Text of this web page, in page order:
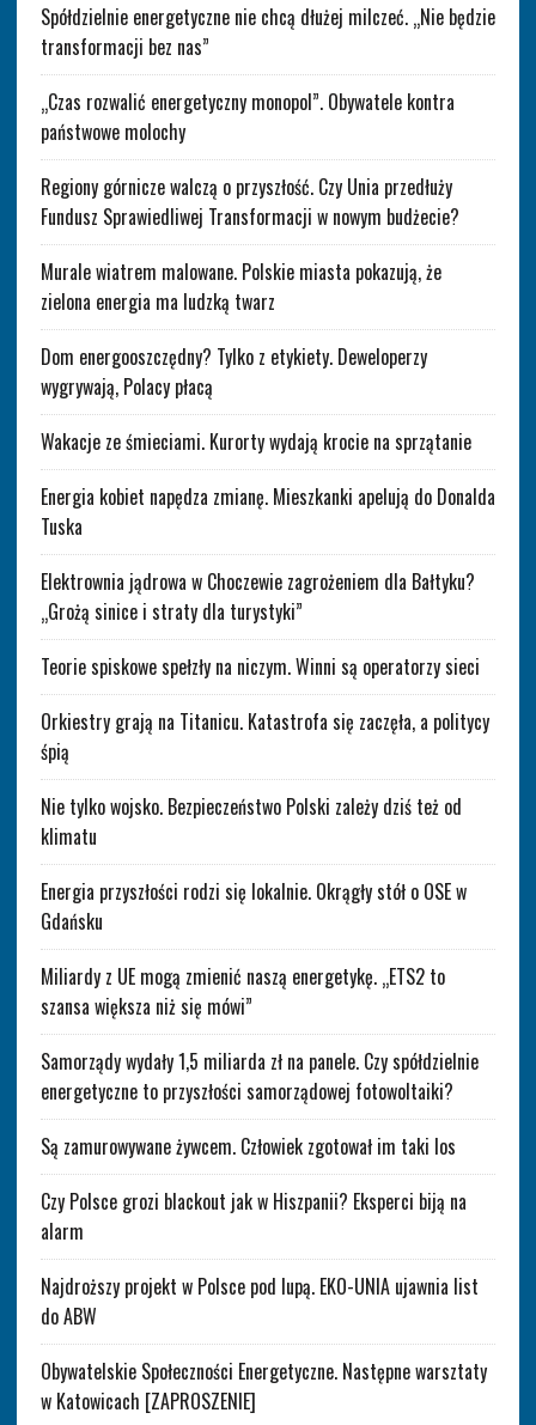
Spółdzielnie energetyczne nie chcą dłużej milczeć. „Nie będzie
transformacji bez nas”
„Czas rozwalić energetyczny monopol”. Obywatele kontra
państwowe molochy
Regiony górnicze walczą o przyszłość. Czy Unia przedłuży
Fundusz Sprawiedliwej Transformacji w nowym budżecie?
Murale wiatrem malowane. Polskie miasta pokazują, że
zielona energia ma ludzką twarz
Dom energooszczędny? Tylko z etykiety. Deweloperzy
wygrywają, Polacy płacą
Wakacje ze śmieciami. Kurorty wydają krocie na sprzątanie
Energia kobiet napędza zmianę. Mieszkanki apelują do Donalda
Tuska
Elektrownia jądrowa w Choczewie zagrożeniem dla Bałtyku?
„Grożą sinice i straty dla turystyki”
Teorie spiskowe spełzły na niczym. Winni są operatorzy sieci
Orkiestry grają na Titanicu. Katastrofa się zaczęła, a politycy
śpią
Nie tylko wojsko. Bezpieczeństwo Polski zależy dziś też od
klimatu
Energia przyszłości rodzi się lokalnie. Okrągły stół o OSE w
Gdańsku
Miliardy z UE mogą zmienić naszą energetykę. „ETS2 to
szansa większa niż się mówi”
Samorządy wydały 1,5 miliarda zł na panele. Czy spółdzielnie
energetyczne to przyszłości samorządowej fotowoltaiki?
Są zamurowywane żywcem. Człowiek zgotował im taki los
Czy Polsce grozi blackout jak w Hiszpanii? Eksperci biją na
alarm
Najdroższy projekt w Polsce pod lupą. EKO-UNIA ujawnia list
do ABW
Obywatelskie Społeczności Energetyczne. Następne warsztaty
w Katowicach [ZAPROSZENIE]